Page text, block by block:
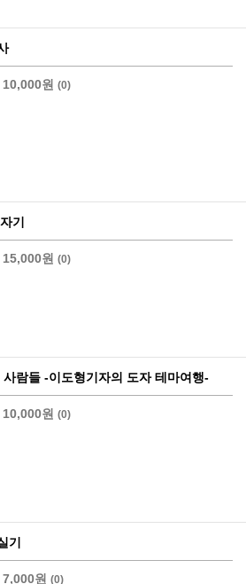
10,000원 (0)
기
15,000원 (0)
사람들 -이도형기자의 도자 테마여행-
10,000원 (0)
기
7,000원 (0)